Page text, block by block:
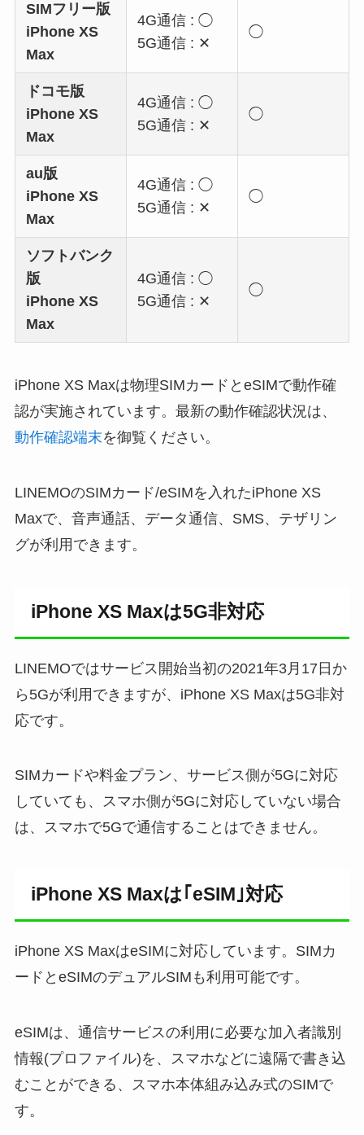
SIMフリー版
iPhone XS
Max
4G通信 : ◯
5G通信 : ✕
◯
ドコモ版
iPhone XS
Max
4G通信 : ◯
5G通信 : ✕
◯
au版
iPhone XS
Max
4G通信 : ◯
5G通信 : ✕
◯
ソフトバンク
版
iPhone XS
Max
4G通信 : ◯
5G通信 : ✕
◯
iPhone XS Maxは物理SIMカードとeSIMで動作確
認が実施されています。最新の動作確認状況は、
動作確認端末を御覧ください。
LINEMOのSIMカード/eSIMを入れたiPhone XS
Maxで、音声通話、データ通信、SMS、テザリン
グが利用できます。
iPhone XS Maxは5G非対応
LINEMOではサービス開始当初の2021年3月17日か
ら5Gが利用できますが、iPhone XS Maxは5G非対
応です。
SIMカードや料金プラン、サービス側が5Gに対応
していても、スマホ側が5Gに対応していない場合
は、スマホで5Gで通信することはできません。
iPhone XS Maxは｢eSIM｣対応
iPhone XS MaxはeSIMに対応しています。SIMカ
ードとeSIMのデュアルSIMも利用可能です。
eSIMは、通信サービスの利用に必要な加入者識別
情報(プロファイル)を、スマホなどに遠隔で書き込
むことができる、スマホ本体組み込み式のSIMで
す。